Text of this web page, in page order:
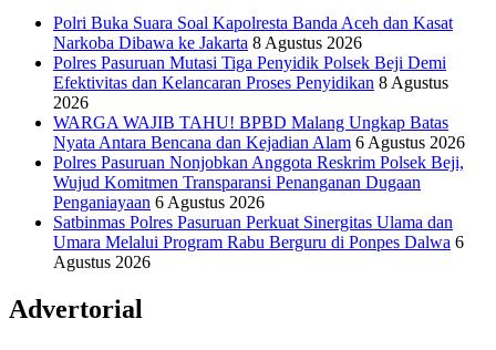
Polri Buka Suara Soal Kapolresta Banda Aceh dan Kasat
Narkoba Dibawa ke Jakarta 8 Agustus 2026
Polres Pasuruan Mutasi Tiga Penyidik Polsek Beji Demi
Efektivitas dan Kelancaran Proses Penyidikan 8 Agustus
2026
WARGA WAJIB TAHU! BPBD Malang Ungkap Batas
Nyata Antara Bencana dan Kejadian Alam 6 Agustus 2026
Polres Pasuruan Nonjobkan Anggota Reskrim Polsek Beji,
Wujud Komitmen Transparansi Penanganan Dugaan
Penganiayaan 6 Agustus 2026
Satbinmas Polres Pasuruan Perkuat Sinergitas Ulama dan
Umara Melalui Program Rabu Berguru di Ponpes Dalwa 6
Agustus 2026
Advertorial